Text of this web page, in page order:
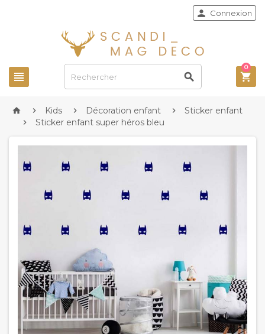
 
 Connexion

0
  Kids  Décoration enfant  Sticker enfant
 Sticker enfant super héros bleu